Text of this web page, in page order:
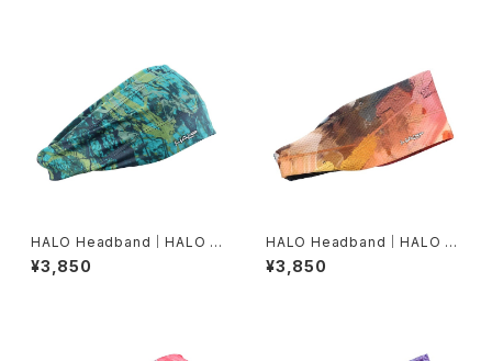
HALO Headband｜HALO バ
ンディット JP（Movas）
¥3,850
HALO Headband｜HALO バ
ンディット JP（Air modern oi
l）
¥3,850